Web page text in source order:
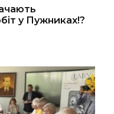
у Пужниках!?